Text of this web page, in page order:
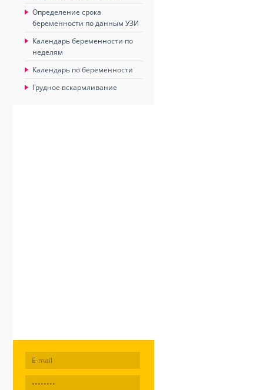
Определение срока
беременности по данным УЗИ
Календарь беременности по
неделям
Календарь по беременности
Грудное вскармливание